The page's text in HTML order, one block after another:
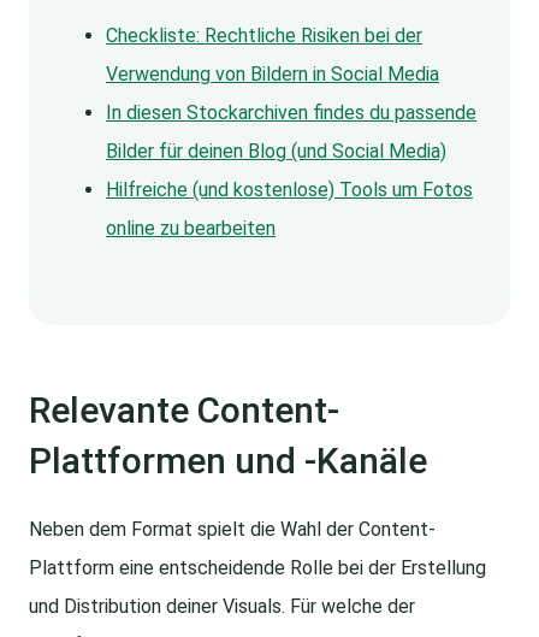
Checkliste: Rechtliche Risiken bei der
Verwendung von Bildern in Social Media
In diesen Stockarchiven findes du passende
Bilder für deinen Blog (und Social Media)
Hilfreiche (und kostenlose) Tools um Fotos
online zu bearbeiten
Relevante Content-
Plattformen und -Kanäle
Neben dem Format spielt die Wahl der Content-
Plattform eine entscheidende Rolle bei der Erstellung
und Distribution deiner Visuals. Für welche der